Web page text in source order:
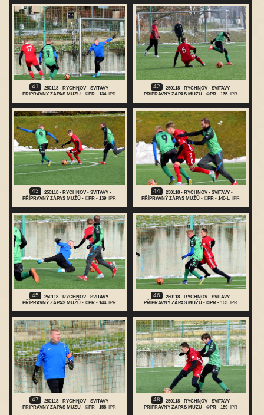
41
250118 - RYCHNOV - SVITAVY -
PŘÍPRAVNÝ ZÁPAS MUŽŮ - ©PR - 134 IPR
42
250118 - RYCHNOV - SVITAVY -
PŘÍPRAVNÝ ZÁPAS MUŽŮ - ©PR - 135 IPR
43
250118 - RYCHNOV - SVITAVY -
PŘÍPRAVNÝ ZÁPAS MUŽŮ - ©PR - 139
IPR
44
250118 - RYCHNOV - SVITAVY -
PŘÍPRAVNÝ ZÁPAS MUŽŮ - ©PR - 140-L
IPR
45
250118 - RYCHNOV - SVITAVY -
PŘÍPRAVNÝ ZÁPAS MUŽŮ - ©PR - 144
IPR
46
250118 - RYCHNOV - SVITAVY -
PŘÍPRAVNÝ ZÁPAS MUŽŮ - ©PR - 153
IPR
47
250118 - RYCHNOV - SVITAVY -
PŘÍPRAVNÝ ZÁPAS MUŽŮ - ©PR - 158
IPR
48
250118 - RYCHNOV - SVITAVY -
PŘÍPRAVNÝ ZÁPAS MUŽŮ - ©PR - 159
IPR